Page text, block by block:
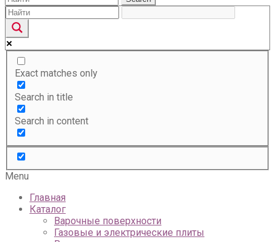
Exact matches only
Search in title
Search in content
Menu
Главная
Каталог
Варочные поверхности
Газовые и электрические плиты